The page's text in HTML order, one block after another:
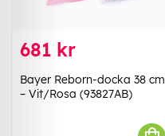
681 kr
Bayer Reborn-docka 38 cm
– Vit/Rosa (93827AB)